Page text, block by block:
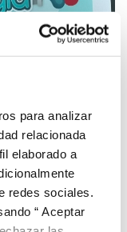
para analizar
relacionada
elaborado a
redes sociales.
“ Aceptar
de su
y León para
medio